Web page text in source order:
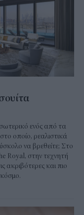
ενός από τα
οποίο, ρεαλιστικά
να βρεθείτε; Στο
Royal, στην τεχνητή
ακριβότερες και πιο